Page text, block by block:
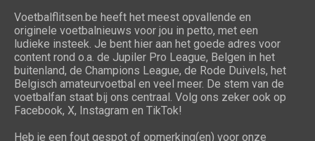
Voetbalflitsen.be heeft het meest opvallende en
originele voetbalnieuws voor jou in petto, met een
ludieke insteek. Je bent hier aan het goede adres voor
content rond o.a. de Jupiler Pro League, Belgen in het
buitenland, de Champions League, de Rode Duivels, het
Belgisch amateurvoetbal en veel meer. De stem van de
voetbalfan staat bij ons centraal. Volg ons zeker ook op
Facebook, X, Instagram en TikTok!
Heb je een fout gespot of opmerking(en) voor onze